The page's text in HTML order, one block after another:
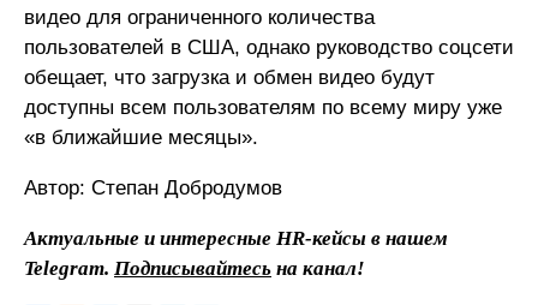
видео для ограниченного количества
пользователей в США, однако руководство соцсети
обещает, что загрузка и обмен видео будут
доступны всем пользователям по всему миру уже
«в ближайшие месяцы».
Автор: Степан Добродумов
Актуальные и интересные HR-кейсы в нашем
Telegram. Подписывайтесь на канал!